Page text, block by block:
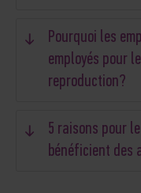
Pourquoi les
employés pour
reproduction?
5 raisons pour
bénéficient des